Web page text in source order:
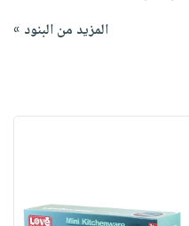
المزيد من البنود »